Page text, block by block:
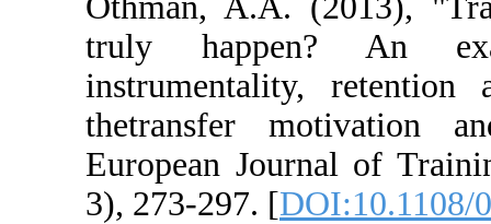
truly
thetransfer
European
3), 273-297. [